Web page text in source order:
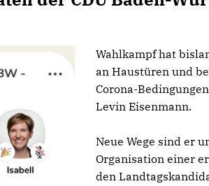
Wahlkampf hat
an Haustüren und
Corona-
Levin Eisenmann.
Neue Wege sind er
Organisation einer
den